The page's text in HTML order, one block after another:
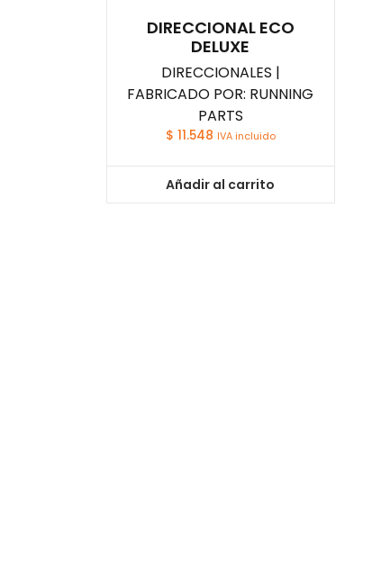
DIRECCIONAL ECO
DELUXE
DIRECCIONALES |
FABRICADO POR: RUNNING
PARTS
$ 11.548 IVA incluido
Añadir al carrito